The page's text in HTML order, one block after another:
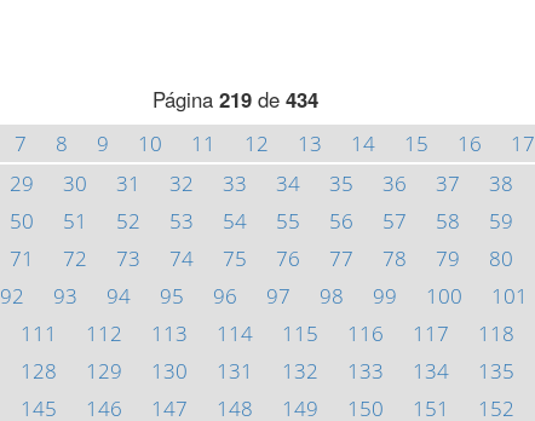
Página 219de 434
7 8 9 10 11 12 13 14 15 16 17
29 30 31 32 33 34 35 36 37 38
50 51 52 53 54 55 56 57 58 59
71 72 73 74 75 76 77 78 79 80
92 93 94 95 96 97 98 99 100 101
111 112 113 114 115 116 117 118
128 129 130 131 132 133 134 135
145 146 147 148 149 150 151 152